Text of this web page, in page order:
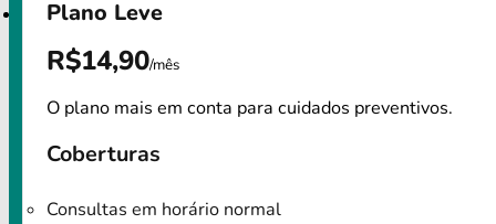
Plano Leve
R$14,90/mês
O plano mais em conta para cuidados preventivos.
Coberturas
Consultas em horário normal